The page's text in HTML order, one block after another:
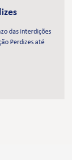
das interdições
Perdizes até